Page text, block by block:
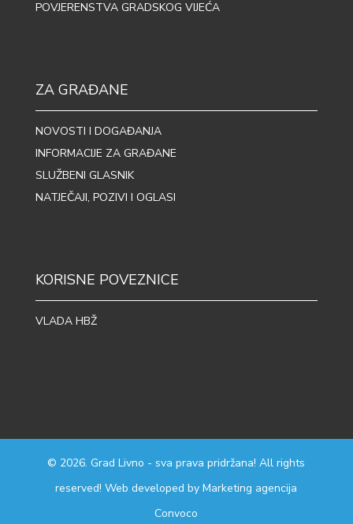
POVJERENSTVA GRADSKOG VIJEĆA
ZA GRAĐANE
NOVOSTI I DOGAĐANJA
INFORMACIJE ZA GRAĐANE
SLUŽBENI GLASNIK
NATJEČAJI, POZIVI I OGLASI
KORISNE POVEZNICE
VLADA HBŽ
© 2026. Grad Livno - sva prava pridržana! All rights
reserved! Web developed byMarketing agencija
Convoco